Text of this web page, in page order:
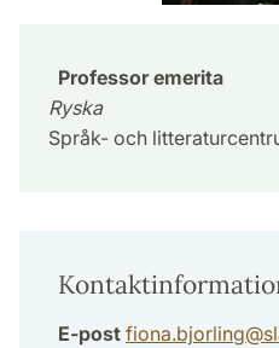
Professor emerita
Ryska
Språk- och
E-post fiona.bjorling@